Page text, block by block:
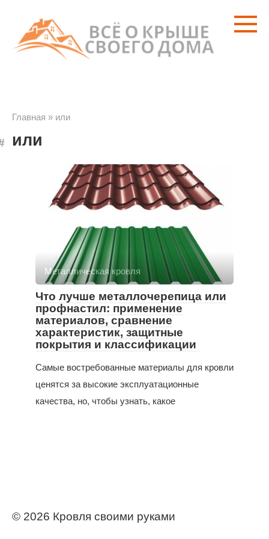
контенту
Главная » или
или
Металлическая кровля
Что лучше металлочерепица или
профнастил: применение
материалов, сравнение
характеристик, защитные
покрытия и классификации
Самые востребованные материалы для кровли
ценятся за высокие эксплуатационные
качества, но, чтобы узнать, какое
© 2026 Кровля своими руками